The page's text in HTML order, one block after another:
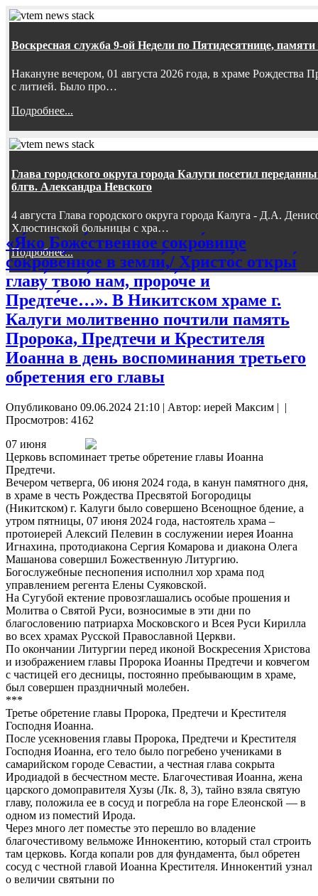
Воскресная служба 9-ой Недели по Пятидесятнице,
Накануне вечером, 01 августа 2026 года, в храме
с литией. Было про…
Подробнее...
Глава городского округа города Калуги посетил
блгв. Александра Невского
4 августа Глава городского округа города Калуга - Д.А.
Хлюстинской больницы с хра…
Подробнее...
«Я́ко Боже́ственное сокро́вище
сокрове́нное в земли́,/ Христо́с откры́
главу́ твою́ нам, проро́че и
Предте́че…». В Никитском храме г.
Калуги молитвенно почтили память
Пророка, Предтечи и Крестителя
Иоанна в день воспоминания третьего
обретения его главы
Опубликовано 09.06.2024 21:10 | Автор: иерей Максим | |
Просмотров: 4162
07 июня
Церковь вспоминает третье обретение главы Иоанна
Предтечи.
Вечером четверга, 06 июня 2024 года, в канун памятного дня,
в храме в честь Рождества Пресвятой Богородицы
(Никитском) г. Калуги было совершено Всенощное бдение, а
утром пятницы, 07 июня 2024 года, настоятель храма –
протоиерей Алексий Пелевин в сослужении иерея Иоанна
Игнахина, протодиакона Сергия Комарова и диакона Олега
Машанова совершил Божественную Литургию.
Богослужебные песнопения исполнил хор храма под
управлением регента Елены Суяковской.
На Сугубой ектение провозглашались особые прошения и
Молитва о Святой Руси, возносимые в эти дни по
благословению патриарха Московского и Всея Руси Кирилла
во всех храмах Русской Православной Церкви.
По окончании Литургии перед иконой Воскресения Христова
и изображением главы Пророка Иоанны Предтечи и ковчегом
с частицей его десницы, постоянно пребывающим в храме,
был совершен праздничный молебен.
***
Третье обретение главы Пророка, Предтечи и Крестителя
Господня Иоанна.
После усекновения главы Пророка, Предтечи и Крестителя
Господня Иоанна, его тело было погребено учениками в
самарийском городе Севастии, а честная глава сокрыта
Иродиадой в бесчестном месте. Благочестивая Иоанна, жена
царского домоправителя Хузы (Лк. 8, 3), тайно взяла святую
главу, положила ее в сосуд и погребла на горе Елеонской — в
одном из поместий Ирода.
Через много лет поместье это перешло во владение
благочестивому вельможе Иннокентию, который стал строить
там церковь. Когда копали ров для фундамента, был обретен
сосуд с честной главой Иоанна Крестителя. Иннокентий узнал
о величии святыни по